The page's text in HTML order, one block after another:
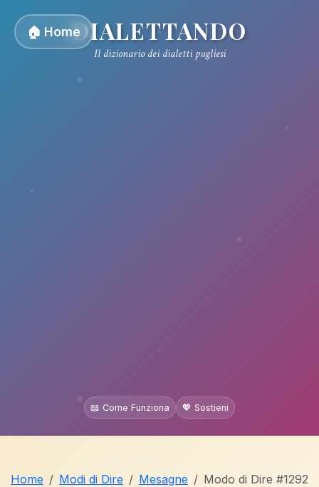
🏠 HomeDIALETTANDO
Il dizionario dei dialetti pugliesi
📖 Come Funziona 💖 Sostieni
Home Modi di Dire Mesagne Modo di Dire #1292